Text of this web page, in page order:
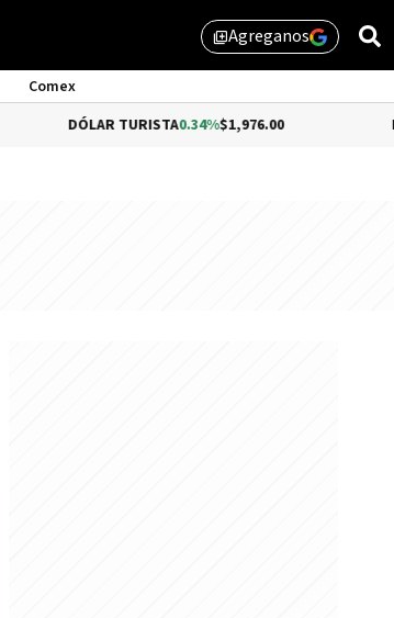
library_addAgreganos
Comex
DÓLAR TURISTA0.34%$1,976.00 DÓLAR